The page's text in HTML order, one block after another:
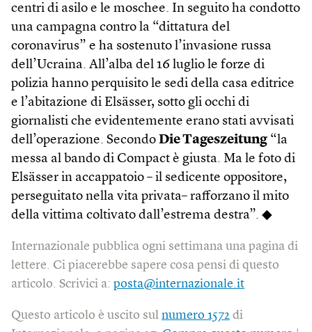
centri di asilo e le moschee. In seguito ha condotto
una campagna contro la “dittatura del
coronavirus” e ha sostenuto l’invasione russa
dell’Ucraina. All’alba del 16 luglio le forze di
polizia hanno perquisito le sedi della casa editrice
e l’abitazione di Elsässer, sotto gli occhi di
giornalisti che evidentemente erano stati avvisati
dell’operazione. Secondo Die Tageszeitung “la
messa al bando di Compact è giusta. Ma le foto di
Elsässer in accappatoio – il sedicente oppositore,
perseguitato nella vita privata– rafforzano il mito
della vittima coltivato dall’estrema destra”. ◆
Internazionale pubblica ogni settimana una pagina di
lettere. Ci piacerebbe sapere cosa pensi di questo
articolo. Scrivici a: posta@internazionale.it
Questo articolo è uscito sul numero 1572 di